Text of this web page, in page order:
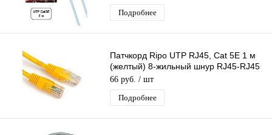
Подробнее
Патчкорд Ripo UTP RJ45, Cat 5E 1 м
(желтый) 8-жильный шнур RJ45-RJ45
д/соединения сетевых устройств
66 руб. / шт
Подробнее